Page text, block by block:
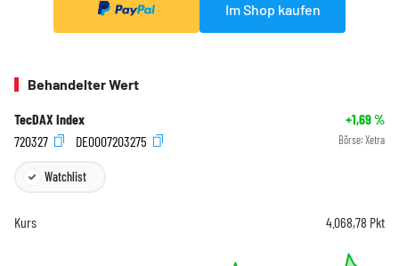
Im Shop kaufen
Behandelter Wert
TecDAX Index +1,69%
720327
DE0007203275 Börse: Xetra
Watchlist
Kurs 4.068,78 Pkt